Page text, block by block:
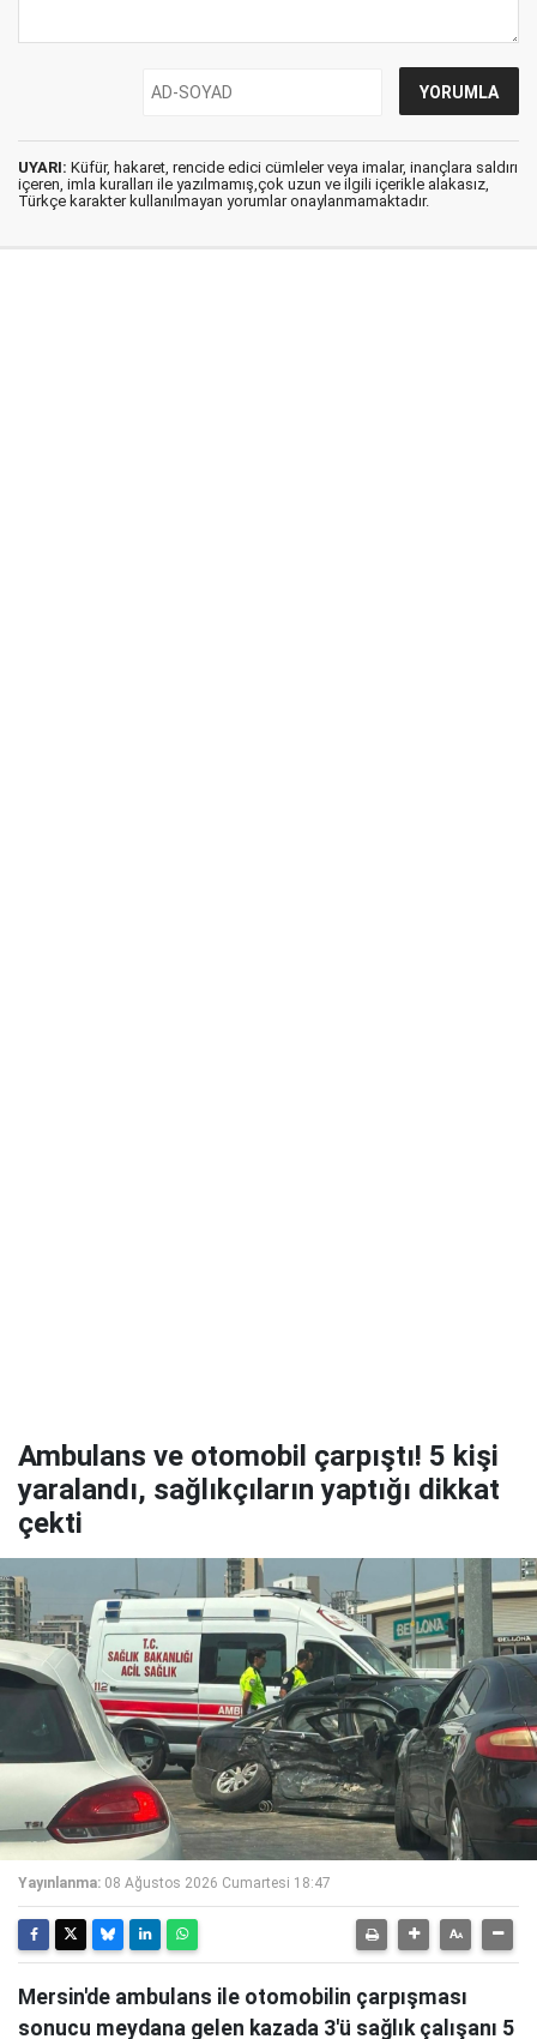
UYARI: Küfür, hakaret, rencide edici cümleler veya imalar, inançlara saldırı
içeren, imla kuralları ile yazılmamış,çok uzun ve ilgili içerikle alakasız,
Türkçe karakter kullanılmayan yorumlar onaylanmamaktadır.
Ambulans ve otomobil çarpıştı! 5 kişi
yaralandı, sağlıkçıların yaptığı dikkat
çekti
Yayınlanma: 08 Ağustos 2026 Cumartesi 18:47
Mersin'de ambulans ile otomobilin çarpışması
sonucu meydana gelen kazada 3'ü sağlık çalışanı 5